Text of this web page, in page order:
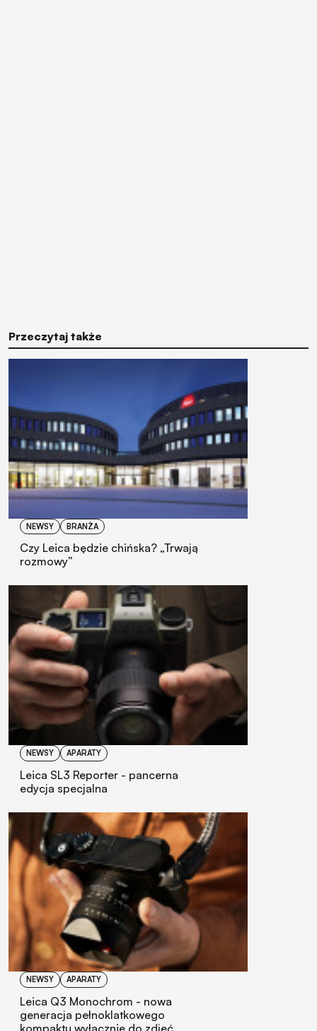
Przeczytaj także
NEWSY BRANŻA
Czy Leica będzie chińska? „Trwają
rozmowy”
NEWSY APARATY
Leica SL3 Reporter - pancerna
edycja specjalna
NEWSY APARATY
Leica Q3 Monochrom - nowa
generacja pełnoklatkowego